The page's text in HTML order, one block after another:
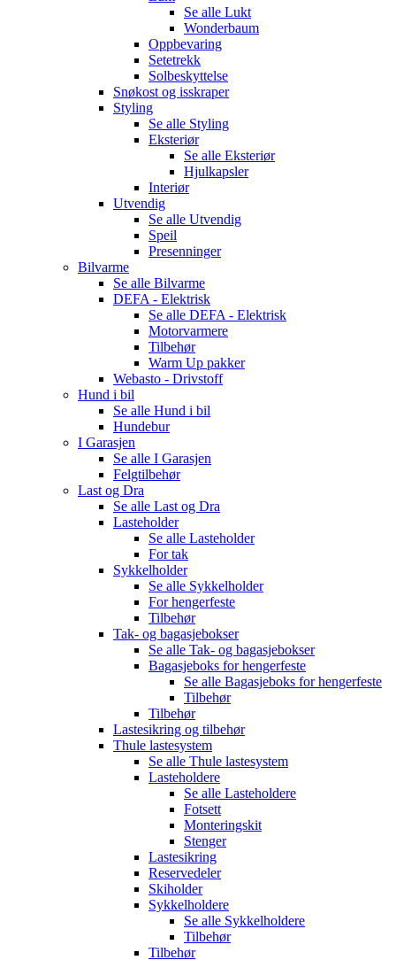
Se alle Lukt
Wonderbaum
Oppbevaring
Setetrekk
Solbeskyttelse
Snøkost og isskraper
Styling
Se alle Styling
Eksteriør
Se alle Eksteriør
Hjulkapsler
Interiør
Utvendig
Se alle Utvendig
Speil
Presenninger
Bilvarme
Se alle Bilvarme
DEFA - Elektrisk
Se alle DEFA - Elektrisk
Motorvarmere
Tilbehør
Warm Up pakker
Webasto - Drivstoff
Hund i bil
Se alle Hund i bil
Hundebur
I Garasjen
Se alle I Garasjen
Felgtilbehør
Last og Dra
Se alle Last og Dra
Lasteholder
Se alle Lasteholder
For tak
Sykkelholder
Se alle Sykkelholder
For hengerfeste
Tilbehør
Tak- og bagasjebokser
Se alle Tak- og bagasjebokser
Bagasjeboks for hengerfeste
Se alle Bagasjeboks for hengerfeste
Tilbehør
Tilbehør
Lastesikring og tilbehør
Thule lastesystem
Se alle Thule lastesystem
Lasteholdere
Se alle Lasteholdere
Fotsett
Monteringskit
Stenger
Lastesikring
Reservedeler
Skiholder
Sykkelholdere
Se alle Sykkelholdere
Tilbehør
Tilbehør